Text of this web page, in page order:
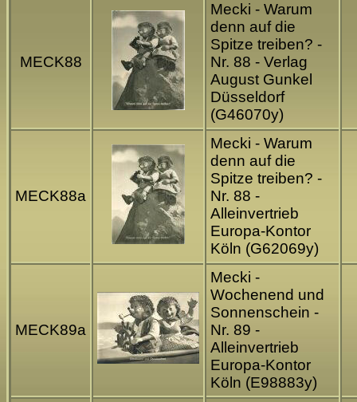
MECK88
Mecki - Warum
denn auf die
Spitze treiben? -
Nr. 88 - Verlag
August Gunkel
Düsseldorf
(G46070y)
MECK88a
Mecki - Warum
denn auf die
Spitze treiben? -
Nr. 88 -
Alleinvertrieb
Europa-Kontor
Köln (G62069y)
MECK89a
Mecki -
Wochenend und
Sonnenschein -
Nr. 89 -
Alleinvertrieb
Europa-Kontor
Köln (E98883y)